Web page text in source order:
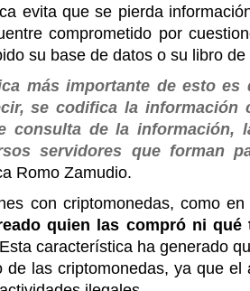
evita que se pierda
comprometido por
su base de datos o su libro de
más importante de esto es
se codifica la información
consulta de la información,
servidores que forman
Romo Zamudio.
con criptomonedas, como
quien las compró ni qué
Esta característica ha generado
de las criptomonedas, ya que el